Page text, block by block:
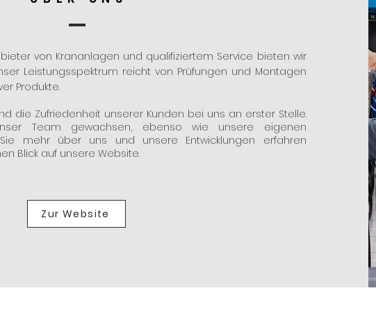
von Krananlagen und qualifiziertem Service bieten wir
Leistungsspektrum reicht von Prüfungen und Montagen
Produkte.
die Zufriedenheit unserer Kunden bei uns an erster Stelle.
Team gewachsen, ebenso wie unsere eigenen
Sie mehr über uns und unsere Entwicklungen erfahren
Blick auf unsere Website.
Zur Website